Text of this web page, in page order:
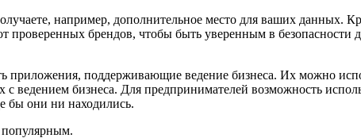
например, дополнительное место для ваших данных.
проверенных брендов, чтобы быть уверенным в
приложения, поддерживающие ведение бизнеса. Их можно
с ведением бизнеса. Для предпринимателей возможность
бы они ни находились.
популярным.